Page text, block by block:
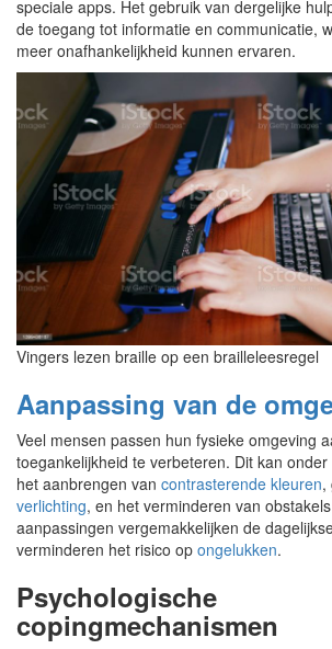
speciale apps. Het gebruik van dergelijke
de toegang tot informatie en communicatie,
meer onafhankelijkheid kunnen ervaren.
Vingers lezen braille op een brailleleesregel
Aanpassing van de
Veel mensen passen hun fysieke omgeving
toegankelijkheid te verbeteren. Dit kan
het aanbrengen van contrasterende kleuren,
verlichting, en het verminderen van
aanpassingen vergemakkelijken de
verminderen het risico op ongelukken.
Psychologische
copingmechanismen